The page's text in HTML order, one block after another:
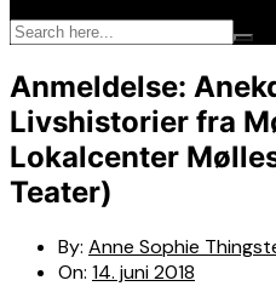
Anmeldelse:
Livshistorier fra
Lokalcenter
Teater)
By: Anne Sophie
On: 14. juni 2018